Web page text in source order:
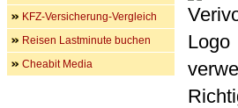
KFZ-Versicherung-Vergleich
Reisen Lastminute buchen
Cheabit Media